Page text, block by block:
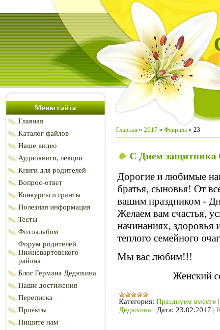
Меню сайта
Главная
Каталог файлов
Наше видео
Аудиокниги, лекции
Книги для родителей
Вопрос-ответ
Конкурсы и гранты
Полезная информация
Тесты
Фотоальбом
Форум родителей
Нижневартовского
района
Блог Германа Дедюхина
Наши достижения
Переписка
Проекты
Пишите нам
Главная » 2017 » Февраль » 23
С Днем защитника
Дорогие и любимые
братья, сыновья! От
вашим праздником -
Желаем вам счастья,
начинаниях, здоровья
теплого семейного
Мы вас любим!!!
Женский
Категория: Празднуем вместе
Дедюхина | Дата: 23.02.2017 |